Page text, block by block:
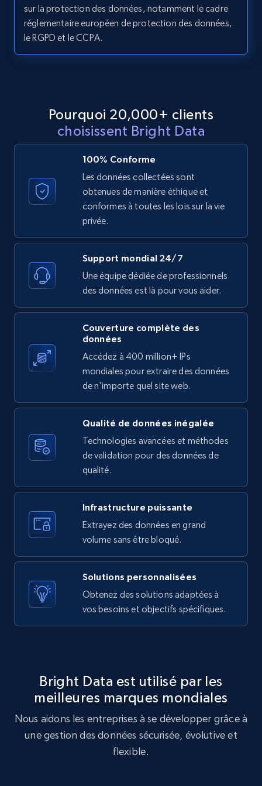
11.3K+ 1.5K+ Essai gratuit
11.3K+ 1.5K+ Essai gratuit
LinkedIn posts - Discover new posts
company URL
URL, ID, User id, Use url, Title, Headline, Post
text, Date posted, and more.
11.3K+ 1.5K+ Essai gratuit
X (formerly Twitter) - Posts
ID, User posted, Name, Description, Date
posted, Photos, URL, Quoted post, and more.
1.2K+
X (formerly Twitter) - Posts - Collecting
Twitter posts URLs
posted, Photos, URL, Quoted post, and more.
10.3K+ 1.2K+ Essai gratuit
X (formerly Twitter) - Posts - Getting x
posts by array of profiles
ID, User posted, Name, Description, Date
posted, Photos, URL, Quoted post, and more.
TikTok - Profiles
Account id, Nickname, Biography, Awg
engagement rate, Comment engagement rate,
sur la protection des données, notamment le cadre
réglementaire européen de protection des données,
le RGPD et le CCPA.
Pourquoi 20,000+ clients
choisissent Bright Data
100% Conforme
Les données collectées sont
obtenues de manière éthique et
conformes à toutes les lois sur la vie
privée.
Support mondial 24/7
Une équipe dédiée de professionnels
des données est là pour vous aider.
Couverture complète des
données
Accédez à 400 million+ IPs
mondiales pour extraire des données
de n'importe quel site web.
Qualité de données inégalée
Technologies avancées et méthodes
de validation pour des données de
qualité.
Infrastructure puissante
Extrayez des données en grand
volume sans être bloqué.
Solutions personnalisées
Obtenez des solutions adaptées à
vos besoins et objectifs spécifiques.
Bright Data est utilisé par les
meilleures marques mondiales
Nous aidons les entreprises à se développer grâce à
une gestion des données sécurisée, évolutive et
flexible.